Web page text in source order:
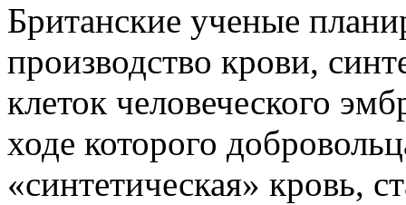
Британские ученые
производство крови,
клеток человеческого
ходе которого
«синтетическая» кровь,